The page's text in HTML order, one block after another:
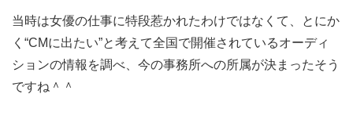
当時は女優の仕事に特段惹かれたわけではなくて、とにか
く“CMに出たい”と考えて全国で開催されているオーディ
ションの情報を調べ、今の事務所への所属が決まったそう
ですね＾＾